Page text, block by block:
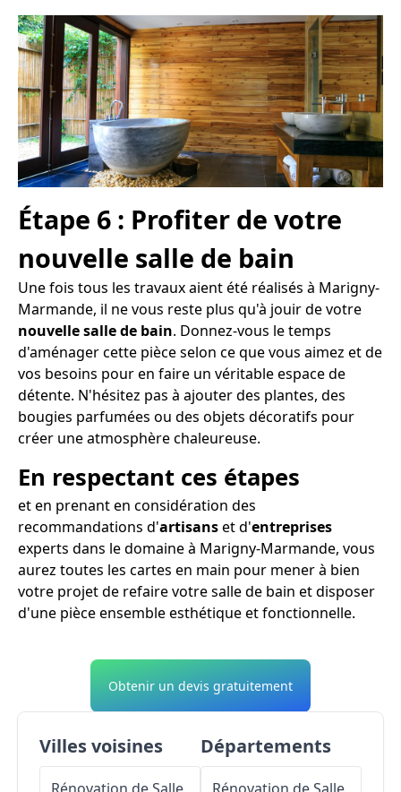
Étape 6 : Profiter de votre
nouvelle salle de bain
Une fois tous les travaux aient été réalisés à Marigny-
Marmande, il ne vous reste plus qu'à jouir de votre
nouvelle salle de bain. Donnez-vous le temps
d'aménager cette pièce selon ce que vous aimez et de
vos besoins pour en faire un véritable espace de
détente. N'hésitez pas à ajouter des plantes, des
bougies parfumées ou des objets décoratifs pour
créer une atmosphère chaleureuse.
En respectant ces étapes
et en prenant en considération des
recommandations d'artisanset d'entreprises
experts dans le domaine à Marigny-Marmande, vous
aurez toutes les cartes en main pour mener à bien
votre projet de refaire votre salle de bain et disposer
d'une pièce ensemble esthétique et fonctionnelle.
Obtenir un devis gratuitement
Villes voisines Départements